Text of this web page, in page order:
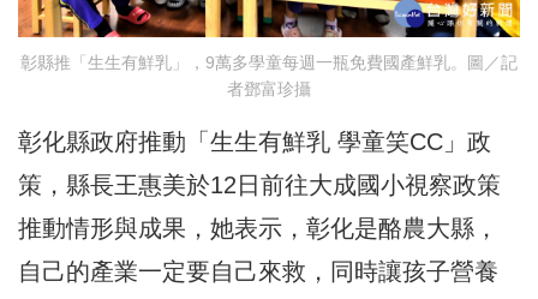
彰縣推「生生有鮮乳」，9萬多學童每週一瓶免費國產鮮乳。圖／記
者鄧富珍攝
彰化縣政府推動「生生有鮮乳 學童笑CC」政
策，縣長王惠美於12日前往大成國小視察政策
推動情形與成果，她表示，彰化是酪農大縣，
自己的產業一定要自己來救，同時讓孩子營養